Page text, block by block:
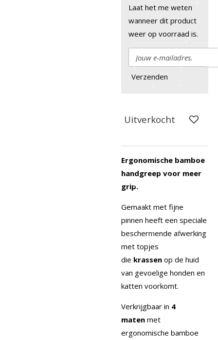
Laat het me weten
wanneer dit product
weer op voorraad is.
Verzenden
Uitverkocht
Ergonomische bamboe
handgreep voor meer
grip.
Gemaakt met fijne
pinnen heeft een speciale
beschermende afwerking
met topjes
die krassen op de huid
van gevoelige honden en
katten voorkomt.
Verkrijgbaar in 4
maten met
ergonomische bamboe